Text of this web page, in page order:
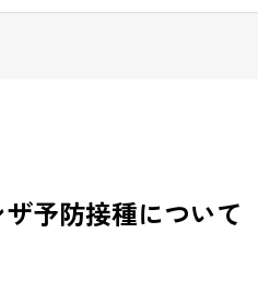
予防接種について